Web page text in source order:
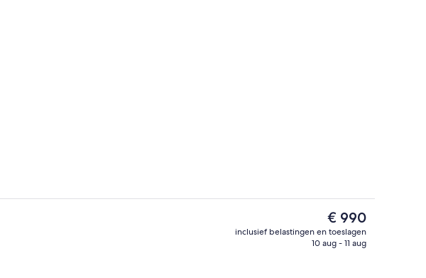
De
huidige
prijs
€ 990
inclusief belastingen en toeslagen
10 aug - 11 aug